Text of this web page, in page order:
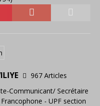
967 Articles
Communicant/ Secrétaire
- UPF section